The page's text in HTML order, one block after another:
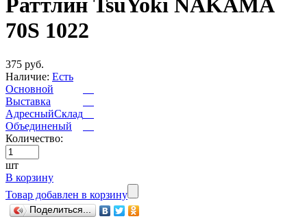
Раттлин TsuYoki NAKAMA
70S 1022
375 руб.
Наличие: Есть
Основной
Выставка
АдресныйСклад
Объединеный
Количество:
шт
В корзину
Товар добавлен в корзину
Поделиться...